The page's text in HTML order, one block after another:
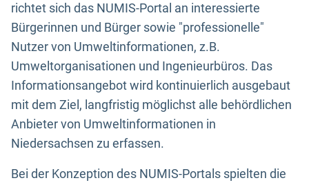
richtet sich das NUMIS-Portal an interessierte
Bürgerinnen und Bürger sowie "professionelle"
Nutzer von Umweltinformationen, z.B.
Umweltorganisationen und Ingenieurbüros. Das
Informationsangebot wird kontinuierlich ausgebaut
mit dem Ziel, langfristig möglichst alle behördlichen
Anbieter von Umweltinformationen in
Niedersachsen zu erfassen.
Bei der Konzeption des NUMIS-Portals spielten die